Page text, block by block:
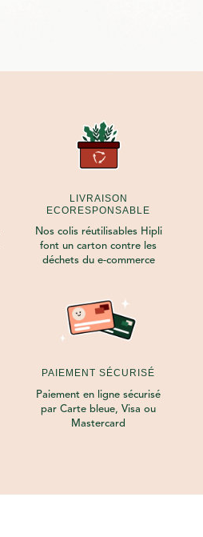
LIVRAISON
ECORESPONSABLE
Nos colis réutilisables Hipli
font un carton contre les
déchets du e-commerce
PAIEMENT SÉCURISÉ
Paiement en ligne sécurisé
par Carte bleue, Visa ou
Mastercard